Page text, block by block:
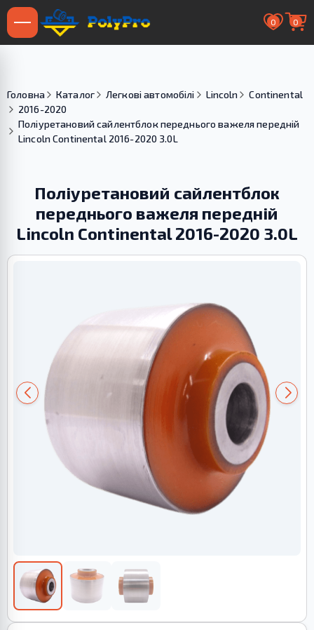
0 0
Головна Каталог Легкові автомобілі Lincoln
Continental
2016-2020
Поліуретановий сайлентблок переднього важеля передній
Lincoln Continental 2016-2020 3.0L
Поліуретановий сайлентблок
переднього важеля передній
Lincoln Continental 2016-2020 3.0L